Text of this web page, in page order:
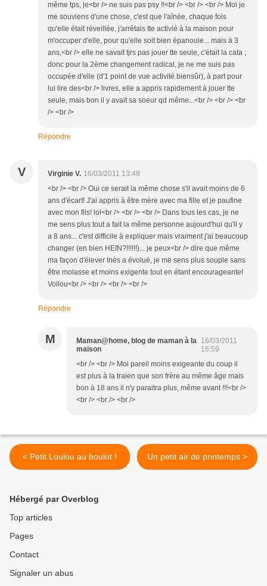
même tps, je<br /> ne suis pas psy !!<br /> <br /> <br /> Moi je
me souviens d'une chose, c'est que l'aînée, chaque fois
qu'elle était réveillée, j'arrêtais tte activié à la maison pour
m'occuper d'elle, pour qu'elle soit bien épanouie... mais à 3
ans,<br /> elle ne savait tjrs pas jouer tte seule, c'était la cata ;
donc pour la 2ème changement radical, je ne me suis pas
occupée d'elle (d'1 point de vue activité biensûr), à part pour
lui lire des<br /> livres, elle a appris rapidement à jouer tte
seule, mais bon il y avait sa soeur qd même...<br /> <br /> <br
/> <br />
Répondre
V Virginie V. 16/03/2011 13:48
<br /> <br /> Oui ce serait la même chose s'il avait moins de 6
ans d'écart! J'ai appris à être mère avec ma fille et je paufine
avec mon fils! lol<br /> <br /> <br /> Dans tous les cas, je ne
me sens plus tout a fait la même personne aujourd'hui qu'il y
a 8 ans... c'est difficile à expliquer mais vraiment j'ai beaucoup
changer (en bien HEIN?!!!!!!)... je peux<br /> dire que même
ma façon d'élever Inès a évolué, je me sens plus souple sans
être molasse et moins exigente tout en étant encourageante!
Voilou<br /> <br /> <br /> <br />
Répondre
M
Maman@home, blog de maman à la
maison
16/03/2011
16:59
<br /> <br /> Moi pareil moins exigeante du coup il
est plus à la traien que son frère au même âge mais
bon à 18 ans il n'y paraitra plus, même avant !!!<br />
<br /> <br /> <br />
< Petit Loulou au boulot ! Un petit air de printemps >
Hébergé par Overblog
Top articles
Pages
Contact
Signaler un abus